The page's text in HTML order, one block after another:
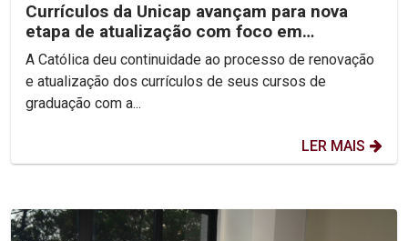
Currículos da Unicap avançam para nova
etapa de atualização com foco em
competências e habilidades
A Católica deu continuidade ao processo de renovação
e atualização dos currículos de seus cursos de
graduação com a...
LER MAIS